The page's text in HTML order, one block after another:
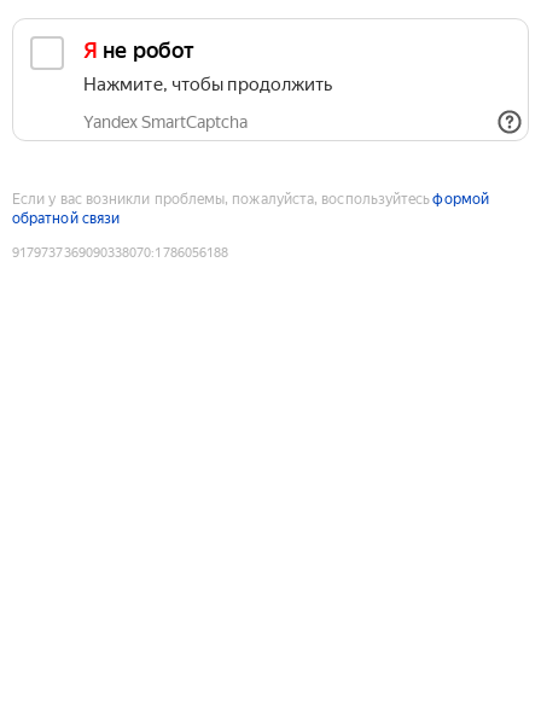
Я не робот
Нажмите, чтобы продолжить
Yandex SmartCaptcha
Если у вас возникли проблемы, пожалуйста, воспользуйтесьформой
обратной связи
9179737369090338070:1786056188